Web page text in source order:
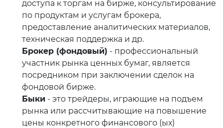
доступа к торгам на бирже, консультирование
по продуктам и услугам брокера,
предоставление аналитических материалов,
техническая поддержка и др.
Брокер (фондовый) - профессиональный
участник рынка ценных бумаг, является
посредником при заключении сделок на
фондовой бирже.
Быки - это трейдеры, играющие на подъем
рынка или рассчитывающие на повышение
цены конкретного финансового (ых)